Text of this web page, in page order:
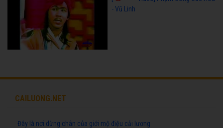
- Vũ Linh
CAILUONG.NET
Đây là nơi dừng chân của giới mộ điệu cải lương